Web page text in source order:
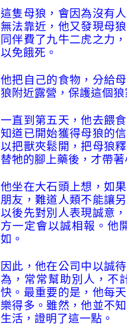
這隻母狼，會因為沒有
無法靠近，他又發現母
同伴費了九牛二虎之力
以免餓死。
他把自己的食物，分給
狼附近露營，保護這個
一直到第五天，他去餵
知道已開始獲得母狼的
以把獸夾鬆開，把母狼
替牠的腳上藥後，才帶
他坐在大石頭上想，如
朋友，難道人類不能讓
以後先對別人表現誠意
方一定會以誠相報。他
如。
因此，他在公司中以誠
為，常常幫助別人，不
快。最重要的是，他每
樂得多。雖然，他並不
生活，證明了這一點。